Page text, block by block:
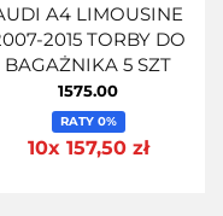
A4 LIMOUSINE
2015 TORBY DO
BAGAŻNIKA 5 SZT
1575.00
RATY 0%
10x 157,50 zł